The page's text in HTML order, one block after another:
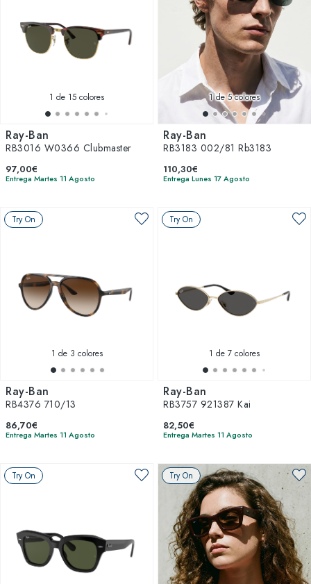
1 de 15 colores
Ray-Ban
RB3016 W0366 Clubmaster
97,00€
Entrega Martes 11 Agosto
1de 5 colores
Ray-Ban
RB3183 002/81 Rb3183
110,30€
Entrega Lunes 17 Agosto
Try On
1 de 3 colores
Ray-Ban
RB4376 710/13
86,70€
Entrega Martes 11 Agosto
Try On
1 de 7 colores
Ray-Ban
RB3757 921387 Kai
82,50€
Entrega Martes 11 Agosto
Try On Try On